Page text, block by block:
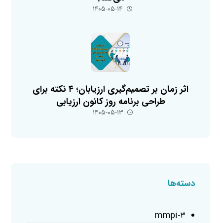
۱۴۰۵-۰۵-۱۴
اثر زمان بر تصمیم‌گیری ارزیابان؛ ۴ نکته برای
طراحی برنامه روز کانون ارزیابی
۱۴۰۵-۰۵-۱۳
دسته‌ها
mmpi-۳